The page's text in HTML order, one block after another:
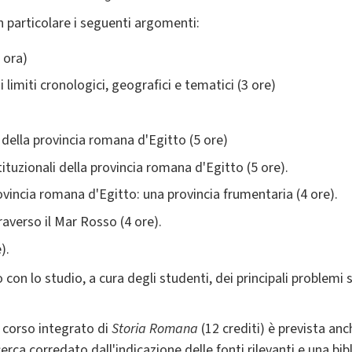
particolare i seguenti argomenti:
limiti cronologici, geografici e tematici (3 ore)
provincia romana d'Egitto (5 ore)
della provincia romana d'Egitto (5 ore).
romana d'Egitto: una provincia frumentaria (4 ore).
il Mar Rosso (4 ore).
lo studio, a cura degli studenti, dei principali
integrato di Storia Romana (12 crediti) è prevista